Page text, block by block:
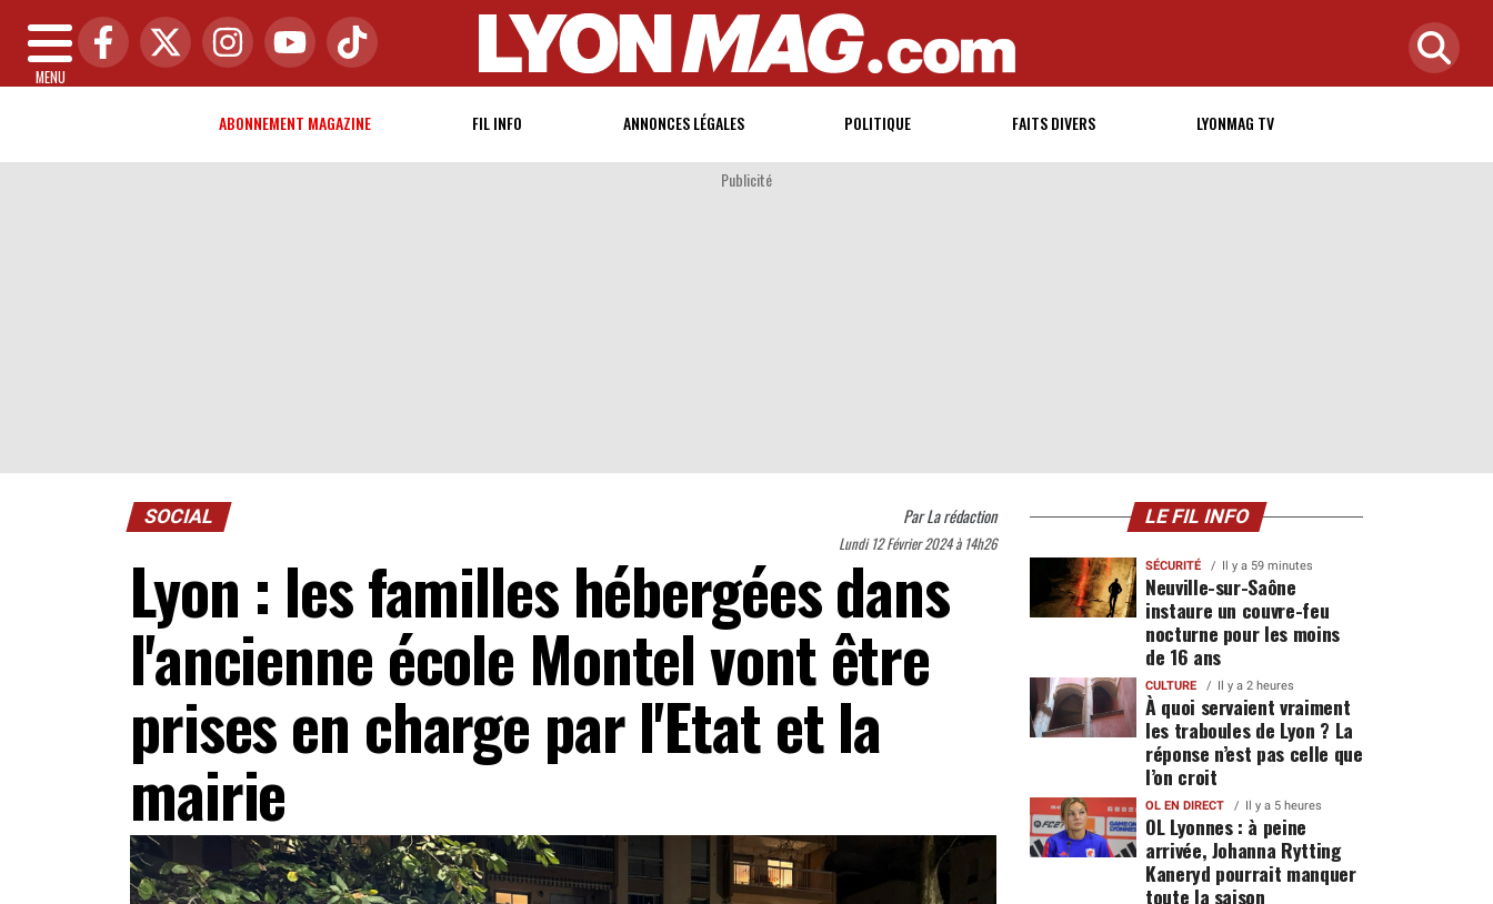
MENU
ABONNEMENT MAGAZINE FIL INFO ANNONCES LÉGALES POLITIQUE FAITS DIVERS LYONMAG TV
Publicité
SOCIAL ParLa rédaction
Lundi 12 Février 2024 à 14h26
Lyon : les familles hébergées dans
l'ancienne école Montel vont être
prises en charge par l'Etat et la
mairie
LE FIL INFO
SÉCURITÉ Il y a 59 minutes
Neuville-sur-Saône
instaure un couvre-feu
nocturne pour les moins
de 16 ans
CULTURE Il y a 2 heures
À quoi servaient vraiment
les traboules de Lyon ? La
réponse n’est pas celle que
l’on croit
OL EN DIRECT Il y a 5 heures
OL Lyonnes : à peine
arrivée, Johanna Rytting
Kaneryd pourrait manquer
toute la saison